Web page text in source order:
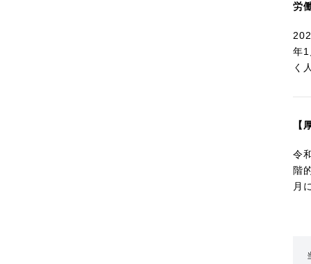
労
年
く
【
令
階
月